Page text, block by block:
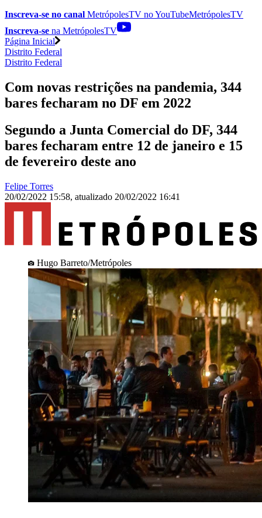
Inscreva-se no canal MetrópolesTV noYouTubeMetrópolesTV
Inscreva-se na MetrópolesTV
Página Inicial
Distrito Federal
Distrito Federal
Com novas restrições na pandemia, 344
bares fecharam no DF em 2022
Segundo a Junta Comercial do DF, 344
bares fecharam entre 12 de janeiro e 15
de fevereiro deste ano
Felipe Torres
20/02/2022 15:58, atualizado 20/02/2022 16:41
Hugo Barreto/Metrópoles